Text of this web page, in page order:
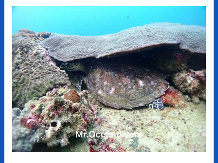
魚
の
ピ
ピ
島
プ
ー
ケ
ッ
ト
か